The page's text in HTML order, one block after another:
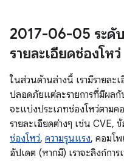
2017-06-05 ระดั
รายละเอียดช่องโหว่
ในส่วนด้านล่างนี้ เรามีรายละ
ปลอดภัยแต่ละรายการที่มีผ
จะแบ่งประเภทช่องโหว่ตาม
รายละเอียดต่างๆ เช่น CVE,
ช่องโหว่, ความรุนแรง, คอมโ
อัปเดต (หากมี) เราจะลิงก์ก